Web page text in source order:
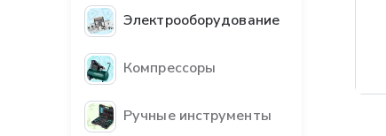
Электрооборудование
Компрессоры
Ручные инструменты